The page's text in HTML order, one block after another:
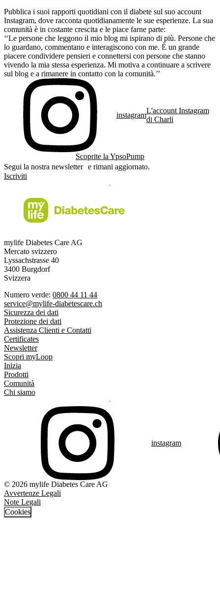
Pubblica i suoi rapporti quotidiani con il diabete sul suo account
Instagram, dove racconta quotidianamente le sue esperienze. La sua
comunità è in costante crescita e le piace farne parte:
‘‘Le persone che leggono il mio blog mi ispirano di più. Persone che
lo guardano, commentano e interagiscono con me. È un grande
piacere condividere pensieri e connettersi con persone che stanno
vivendo la mia stessa esperienza. Mi motiva a continuare a scrivere
sul blog e a rimanere in contatto con la comunità.’’
instagram
L'account Instagram
di Charli
Scoprite la YpsoPump
Segui la nostra newsletter e rimani aggiornato.
Iscriviti
mylife Diabetes Care AG
Mercato svizzero
Lyssachstrasse 40
3400 Burgdorf
Svizzera
Numero verde: 0800 44 11 44
service@mylife-diabetescare.ch
Sicurezza dei dati
Protezione dei dati
Assistenza Clienti e Contatti
Certificates
Newsletter
Scopri myLoop
Inizia
Prodotti
Comunità
Chi siamo
instagram
© 2026 mylife Diabetes Care AG
Avvertenze Legali
Note Legali
Cookies